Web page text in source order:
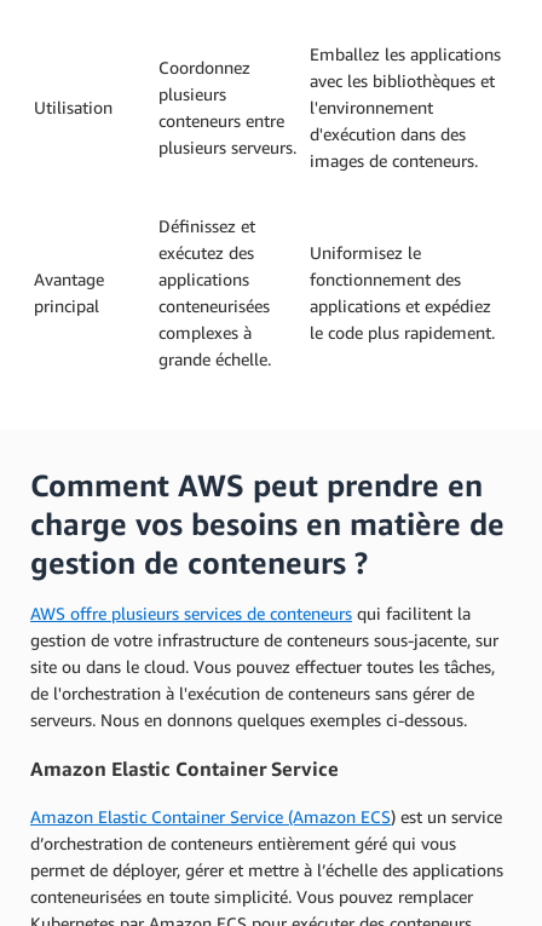
Utilisation
Coordonnez
plusieurs
conteneurs entre
plusieurs serveurs.
Emballez les applications
avec les bibliothèques et
l'environnement
d'exécution dans des
images de conteneurs.
Avantage
principal
Définissez et
exécutez des
applications
conteneurisées
complexes à
grande échelle.
Uniformisez le
fonctionnement des
applications et expédiez
le code plus rapidement.
Comment AWS peut prendre en
charge vos besoins en matière de
gestion de conteneurs ?
AWS offre plusieurs services de conteneurs qui facilitent la
gestion de votre infrastructure de conteneurs sous-jacente, sur
site ou dans le cloud. Vous pouvez effectuer toutes les tâches,
de l'orchestration à l'exécution de conteneurs sans gérer de
serveurs. Nous en donnons quelques exemples ci-dessous.
Amazon Elastic Container Service
Amazon Elastic Container Service (Amazon ECS) est un service
d’orchestration de conteneurs entièrement géré qui vous
permet de déployer, gérer et mettre à l’échelle des applications
conteneurisées en toute simplicité. Vous pouvez remplacer